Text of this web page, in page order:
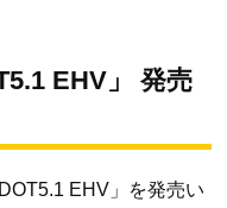
EHV」 発売
EHV」を発売い